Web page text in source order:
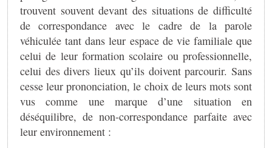
trouvent souvent devant des situations de difficulté
de correspondance avec le cadre de la parole
véhiculée tant dans leur espace de vie familiale que
celui de leur formation scolaire ou professionnelle,
celui des divers lieux qu’ils doivent parcourir. Sans
cesse leur prononciation, le choix de leurs mots sont
vus comme une marque d’une situation en
déséquilibre, de non-correspondance parfaite avec
leur environnement :